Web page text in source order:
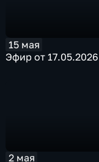
15 мая
Эфир от 17.05.2026
2 мая